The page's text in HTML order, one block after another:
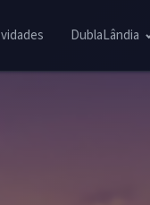
DublaLândia